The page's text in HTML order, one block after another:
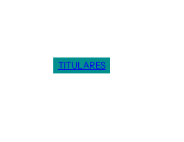
TITULARES